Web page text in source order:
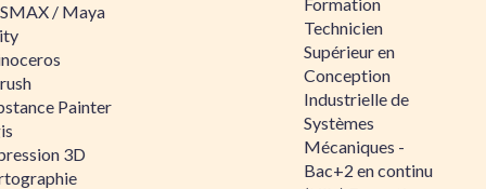
/ Maya
Painter
3D
Technicien
Supérieur en
Conception
Industrielle de
Systèmes
Mécaniques -
Bac+2 en continu